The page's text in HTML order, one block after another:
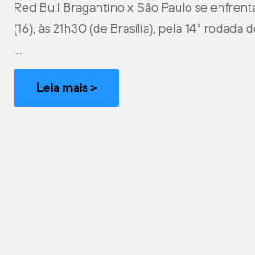
Red Bull Bragantino x São Paulo se
(16), às 21h30 (de Brasília), pela 14ª rodada
Leia mais >